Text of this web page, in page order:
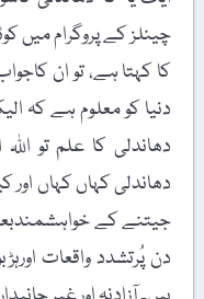
چینلز کے پروگرام میں
کا کہتا ہے، تو ان
دنیا کو معلوم ہے کہ
دھاندلی کا علم تو اللہ
دھاندلی کہاں کہاں
جیتنے کے
دن پُرتشدد واقعات